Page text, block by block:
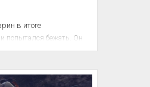
в итоге
попытался бежать. Он
избит и в конце
заляпана